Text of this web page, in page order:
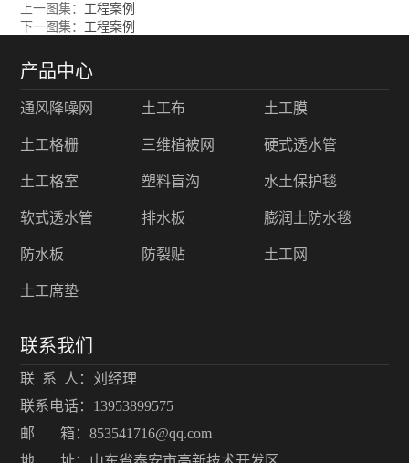
上一图集： 工程案例
下一图集： 工程案例
产品中心
通风降噪网 土工布 土工膜
土工格栅 三维植被网 硬式透水管
土工格室 塑料盲沟 水土保护毯
软式透水管 排水板 膨润土防水毯
防水板 防裂贴 土工网
土工席垫
联系我们
联 系 人：刘经理
联系电话：13953899575
邮 箱：853541716@qq.com